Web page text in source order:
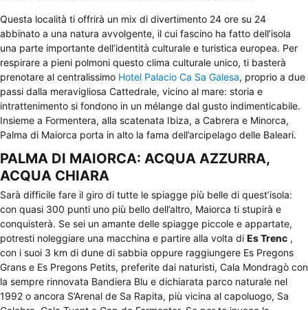
Questa località ti offrirà un mix di divertimento 24 ore su 24
abbinato a una natura avvolgente, il cui fascino ha fatto dell’isola
una parte importante dell’identità culturale e turistica europea. Per
respirare a pieni polmoni questo clima culturale unico, ti basterà
prenotare al centralissimo Hotel Palacio Ca Sa Galesa, proprio a due
passi dalla meravigliosa Cattedrale, vicino al mare: storia e
intrattenimento si fondono in un mélange dal gusto indimenticabile.
Insieme a Formentera, alla scatenata Ibiza, a Cabrera e Minorca,
Palma di Maiorca porta in alto la fama dell’arcipelago delle Baleari.
PALMA DI MAIORCA: ACQUA AZZURRA,
ACQUA CHIARA
Sarà difficile fare il giro di tutte le spiagge più belle di quest’isola:
con quasi 300 punti uno più bello dell’altro, Maiorca ti stupirà e
conquisterà. Se sei un amante delle spiagge piccole e appartate,
potresti noleggiare una macchina e partire alla volta di Es Trenc ,
con i suoi 3 km di dune di sabbia oppure raggiungere Es Pregons
Grans e Es Pregons Petits, preferite dai naturisti, Cala Mondragò con
la sempre rinnovata Bandiera Blu e dichiarata parco naturale nel
1992 o ancora S’Arenal de Sa Rapita, più vicina al capoluogo, Sa